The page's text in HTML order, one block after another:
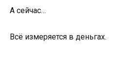
А сейчас…
Всё измеряется в деньгах.